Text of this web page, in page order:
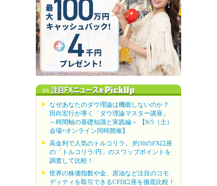
なぜあなたのダウ理論は機能しないのか？
田向宏行が導く「ダウ理論マスター講座」
～時間軸の基礎知識と実践編～ 【9/5（土）
会場+オンライン同時開催】
高金利で人気のトルコリラ。 約30のFX口座
の「トルコリラ/円」のスワップポイントを
調査して比較！
世界の株価指数や金、原油など注目のコモ
ディティを取引できるCFD口座を徹底比較！